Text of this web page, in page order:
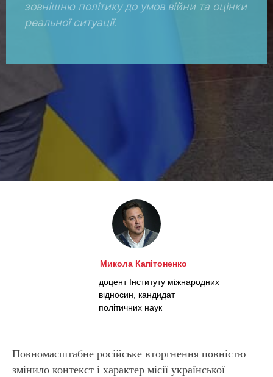
зовнішню політику до умов війни та оцінки
реальної ситуації.
Микола Капітоненко
доцент Інституту міжнародних
відносин, кандидат
політичних наук
Повномасштабне російське вторгнення повністю
змінило контекст і характер місії української